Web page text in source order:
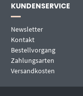
KUNDENSERVICE
Newsletter
Kontakt
Bestellvorgang
Zahlungsarten
Versandkosten